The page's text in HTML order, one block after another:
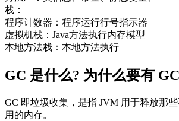
栈：
程序计数器：程序运行行号指示器
虚拟机栈：Java方法执行内存模型
本地方法栈：本地方法执行
GC 是什么? 为什么要有
GC 即垃圾收集，是指 JVM 用于释放那
用的内存。